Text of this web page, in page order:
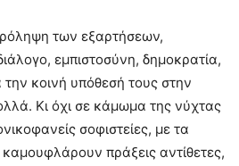
των εξαρτήσεων,
εμπιστοσύνη, δημοκρατία,
κοινή υπόθεσή τους στην
Κι όχι σε κάμωμα της νύχτας
σοφιστείες, με τα
πράξεις αντίθετες,